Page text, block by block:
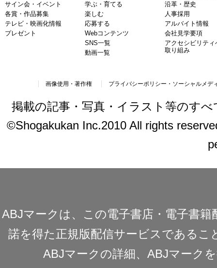
サイン会・イベント
各賞・作品募集
テレビ・映画化情報
プレゼント
学ぶ・育てる
楽しむ
応募する
Webコンテンツ
SNS一覧
動画一覧
沿革・歴史
人事採用
アルバイト情報
会社見学要項
アクセシビリティ
取り組み
画像使用・著作権 プライバシーポリシー・ソーシャルメデ
掲載の記事・写真・イラスト等のす
©Shogakukan Inc.2010 All rights
ABJマークは、この電子書店・電子書
諾を得た正規版配信サービスであるこ
ABJマークの詳細、ABJマーク